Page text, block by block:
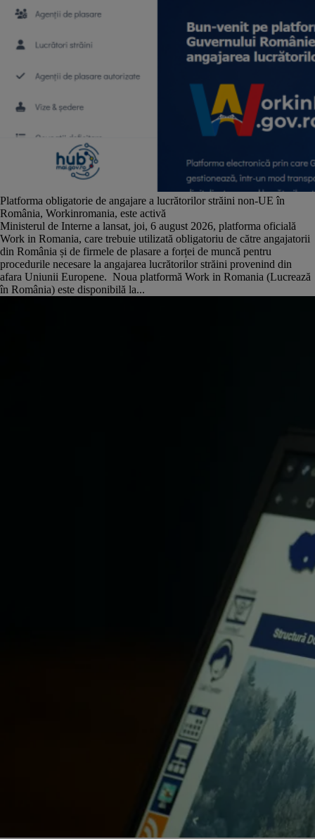
Platforma obligatorie de angajare a lucrătorilor străini non-UE în
România, Workinromania, este activă
Ministerul de Interne a lansat, joi, 6 august 2026, platforma oficială
Work in Romania, care trebuie utilizată obligatoriu de către angajatorii
din România și de firmele de plasare a forței de muncă pentru
procedurile necesare la angajarea lucrătorilor străini provenind din
afara Uniunii Europene. Noua platformă Work in Romania (Lucrează
în România) este disponibilă la...